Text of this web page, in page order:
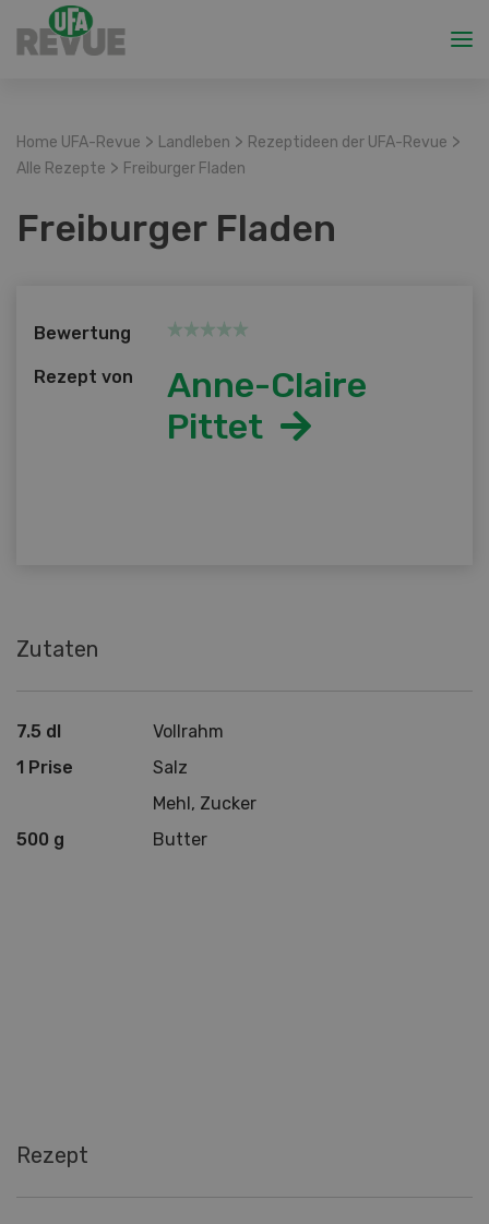
Home UFA-Revue > Landleben > Rezeptideen der UFA-Revue >
Alle Rezepte > Freiburger Fladen
Freiburger Fladen
Bewertung
Rezept von
Anne-Claire
Pittet
Zutaten
7.5 dl
Vollrahm
1 Prise
Salz
Mehl, Zucker
500 g
Butter
Rezept